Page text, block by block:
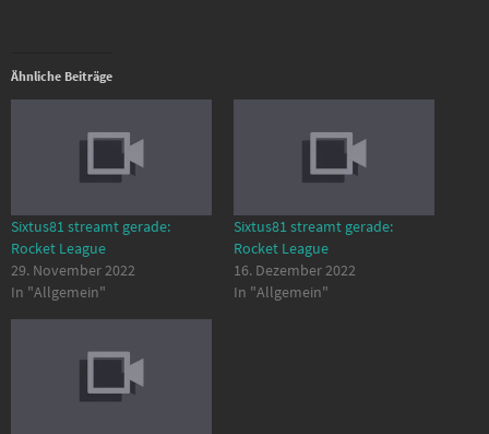
Ähnliche Beiträge
Sixtus81 streamt gerade:
Rocket League
29. November 2022
In "Allgemein"
Sixtus81 streamt gerade:
Rocket League
16. Dezember 2022
In "Allgemein"